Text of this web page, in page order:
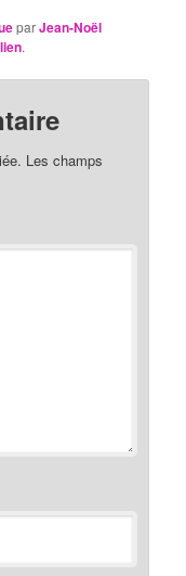
parJean-Noël
.
Les champs